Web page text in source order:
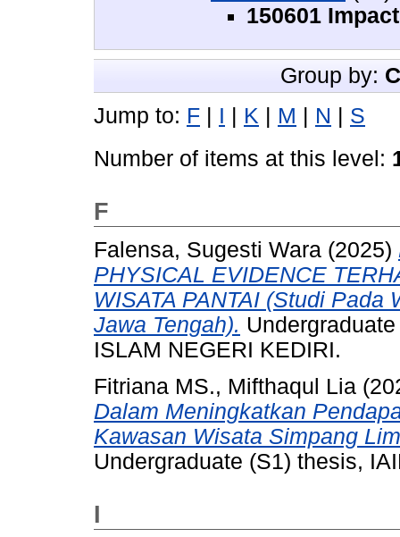
150601
Group by:
Jump to: F | I | K | M | N | S
Number of items at this level:
F
Falensa, Sugesti Wara (2025)
PHYSICAL EVIDENCE
WISATA PANTAI (Studi
Jawa Tengah).
ISLAM NEGERI KEDIRI.
Fitriana MS., Mifthaqul Lia
Dalam Meningkatkan
Kawasan Wisata Simpang
Undergraduate (S1) thesis,
I